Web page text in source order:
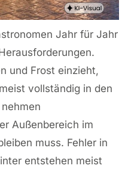
Jahr für Jahr
und Frost einzieht,
vollständig in den
Außenbereich im
muss. Fehler in
entstehen meist